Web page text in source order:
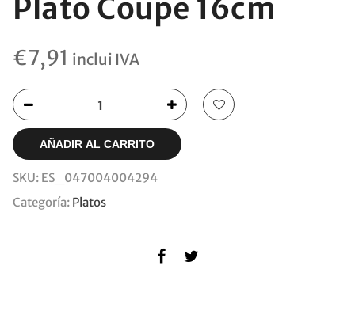
Plato Coupe 16cm
€7,91 inclui IVA
AÑADIR AL CARRITO
SKU: ES_047004004294
Categoría: Platos